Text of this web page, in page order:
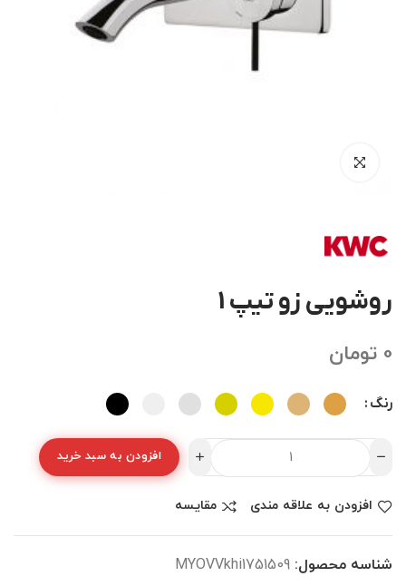
روشویی زو تیپ 1
0 تومان
رنگ
افزودن به سبد خرید
افزودن به علاقه مندی مقایسه
شناسه محصول: MYOVVkhi1751509